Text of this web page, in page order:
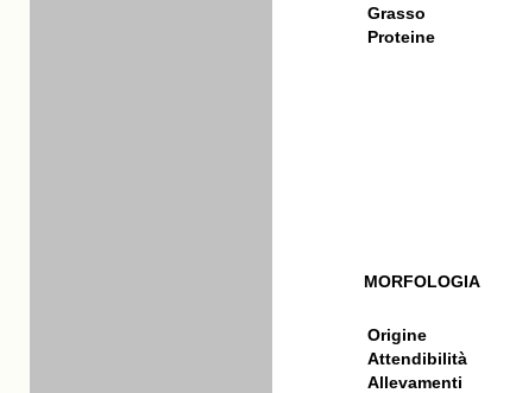
Grasso
Proteine
MORFOLOGIA
Origine
Attendibilità
Allevamenti